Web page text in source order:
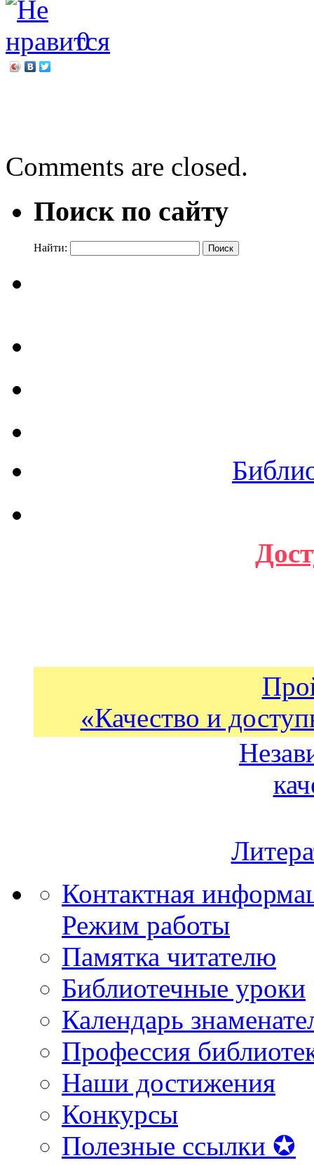
0
Comments are closed.
Поиск по сайту
Найти:
«Качество и
Контактная
Режим работы
Памятка читателю
Библиотечные уроки
Календарь
Профессия
Наши достижения
Конкурсы
Полезные ссылки ✪